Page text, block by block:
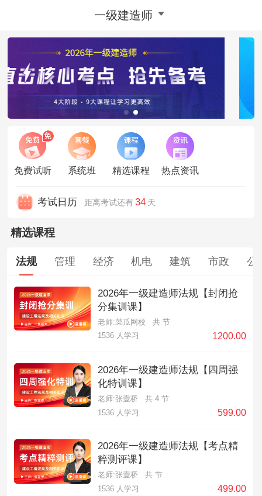
一级建造师
免费试听 系统班 精选课程 热点资讯
考试日历 距离考试还有 34 天
精选课程
法规 管理 经济 机电 建筑 市政 公
2026年一级建造师法规【封闭抢
分集训课】
老师:菜瓜网校
共 节
1536 人学习
1200.00
2026年一级建造师法规【四周强
化特训课】
老师:张壹桥
共 4 节
1536 人学习
599.00
2026年一级建造师法规【考点精
粹测评课】
老师:张壹桥
共 节
1536 人学习
499.00